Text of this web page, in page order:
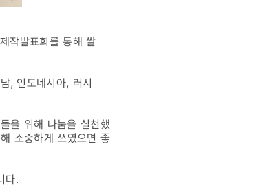
작발표회를 통해 쌀
, 인도네시아, 러시
을 위해 나눔을 실천했
소중하게 쓰였으면 좋
다.